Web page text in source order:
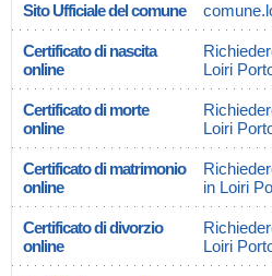
Sito Ufficiale del comune
Certificato di nascita
online
Loiri
Certificato di morte
online
Loiri
Certificato di matrimonio
online
in Loiri
Certificato di divorzio
online
Loiri